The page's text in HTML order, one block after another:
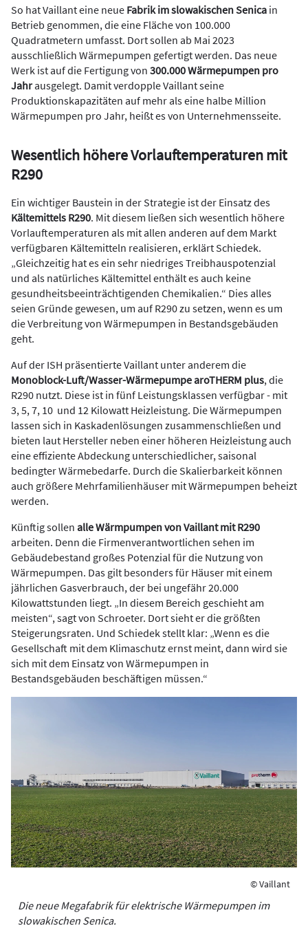
So hat Vaillant eine neue Fabrik im slowakischen Senica in
Betrieb genommen, die eine Fläche von 100.000
Quadratmetern umfasst. Dort sollen ab Mai 2023
ausschließlich Wärmepumpen gefertigt werden. Das neue
Werk ist auf die Fertigung von 300.000 Wärmepumpen pro
Jahrausgelegt. Damit verdopple Vaillant seine
Produktionskapazitäten auf mehr als eine halbe Million
Wärmepumpen pro Jahr, heißt es von Unternehmensseite.
Wesentlich höhere Vorlauftemperaturen mit
R290
Ein wichtiger Baustein in der Strategie ist der Einsatz des
Kältemittels R290. Mit diesem ließen sich wesentlich höhere
Vorlauftemperaturen als mit allen anderen auf dem Markt
verfügbaren Kältemitteln realisieren, erklärt Schiedek.
„Gleichzeitig hat es ein sehr niedriges Treibhauspotenzial
und als natürliches Kältemittel enthält es auch keine
gesundheitsbeeinträchtigenden Chemikalien.“ Dies alles
seien Gründe gewesen, um auf R290 zu setzen, wenn es um
die Verbreitung von Wärmepumpen in Bestandsgebäuden
geht.
Auf der ISH präsentierte Vaillant unter anderem die
Monoblock-Luft/Wasser-WärmepumpearoTHERM plus, die
R290 nutzt. Diese ist in fünf Leistungsklassen verfügbar - mit
3, 5, 7, 10 und 12 Kilowatt Heizleistung. Die Wärmepumpen
lassen sich in Kaskadenlösungen zusammenschließen und
bieten laut Hersteller neben einer höheren Heizleistung auch
eine effiziente Abdeckung unterschiedlicher, saisonal
bedingter Wärmebedarfe. Durch die Skalierbarkeit können
auch größere Mehrfamilienhäuser mit Wärmepumpen beheizt
werden.
Künftig sollen alle Wärmpumpen von Vaillant mit R290
arbeiten. Denn die Firmenverantwortlichen sehen im
Gebäudebestand großes Potenzial für die Nutzung von
Wärmepumpen. Das gilt besonders für Häuser mit einem
jährlichen Gasverbrauch, der bei ungefähr 20.000
Kilowattstunden liegt. „In diesem Bereich geschieht am
meisten“, sagt von Schroeter. Dort sieht er die größten
Steigerungsraten. Und Schiedek stellt klar: „Wenn es die
Gesellschaft mit dem Klimaschutz ernst meint, dann wird sie
sich mit dem Einsatz von Wärmepumpen in
Bestandsgebäuden beschäftigen müssen.“
© Vaillant
Die neue Megafabrik für elektrische Wärmepumpen im
slowakischen Senica.